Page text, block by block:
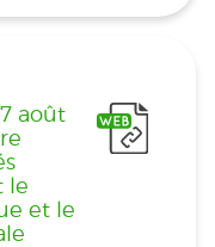
août
le
et le